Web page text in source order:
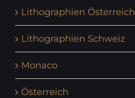
Lithographien Österreich
Lithographien Schweiz
Monaco
Österreich